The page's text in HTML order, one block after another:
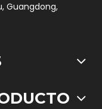
Guangdong,